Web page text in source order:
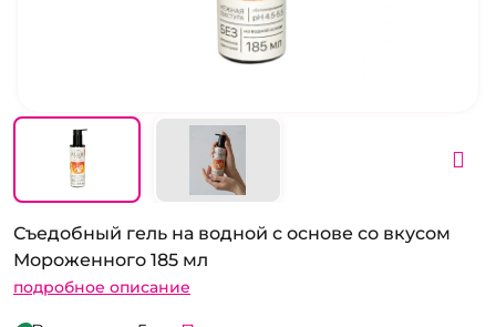
Съедобный гель на водной с основе со вкусом
Мороженного 185 мл
подробное описание